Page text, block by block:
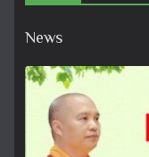
News